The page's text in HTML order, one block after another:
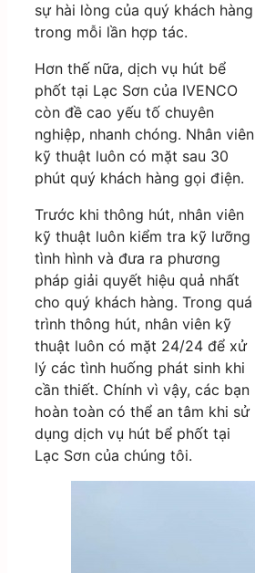
sự hài lòng của quý khách hàng
trong mỗi lần hợp tác.
Hơn thế nữa, dịch vụ hút bể
phốt tại Lạc Sơn của IVENCO
còn đề cao yếu tố chuyên
nghiệp, nhanh chóng. Nhân viên
kỹ thuật luôn có mặt sau 30
phút quý khách hàng gọi điện.
Trước khi thông hút, nhân viên
kỹ thuật luôn kiểm tra kỹ lưỡng
tình hình và đưa ra phương
pháp giải quyết hiệu quả nhất
cho quý khách hàng. Trong quá
trình thông hút, nhân viên kỹ
thuật luôn có mặt 24/24 để xử
lý các tình huống phát sinh khi
cần thiết. Chính vì vậy, các bạn
hoàn toàn có thể an tâm khi sử
dụng dịch vụ hút bể phốt tại
Lạc Sơn của chúng tôi.